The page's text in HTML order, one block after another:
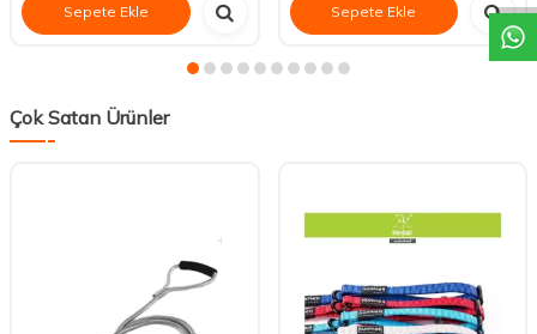
Sepete Ekle Sepete Ekle
Çok Satan Ürünler